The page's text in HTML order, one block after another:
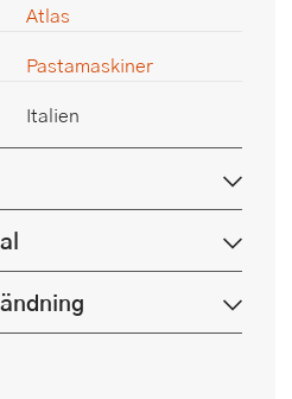
Atlas
Pastamaskiner
Italien